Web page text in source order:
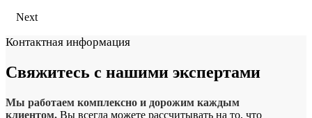
Next
Контактная информация
Свяжитесь с нашими экспертами
Мы работаем комплексно и дорожим каждым
клиентом. Вы всегда можете рассчитывать на то, что